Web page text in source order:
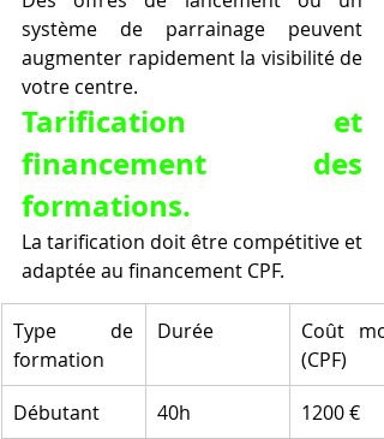
système de parrainage peuvent
augmenter rapidement la visibilité de
votre centre.
Tarification et
financement des
formations.
La tarification doit être compétitive et
adaptée au financement CPF.
Type de
formation
Durée
Coût
(CPF)
Débutant
40h
1200 €